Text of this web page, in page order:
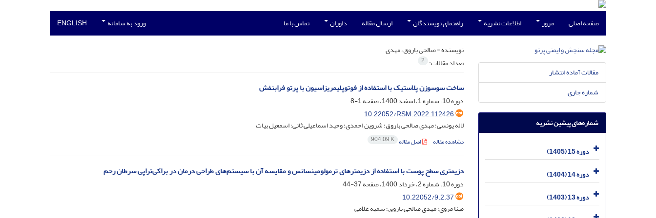
صفحه اصلی مرور اطلاعات نشریه راهنمای نویسندگان ارسال مقاله داوران تماس با ما ورود به سامانه ENGLISH
نویسنده =صالحی باروق، مهدی
تعداد مقالات: 2
ساخت سوسوزن پلاستیک با استفاده از فوتوپلیمریزاسیون با پرتو فرابنفش
دوره 10، شماره 1، اسفند 1400، صفحه
1-8
10.22052/RSM.2022.112426
لاله یونسی؛ مهدی صالحی باروق؛ شروین احمدی؛ وحید اسماعیلی ثانی؛ اسمعیل بیات
مشاهده مقاله اصل مقاله 904.09 K
دزیمتری سطح پوست با استفاده از دزیمترهای ترمولومینسانس و مقایسه آن با سیستم‌های طراحی درمان در براکی‌تراپی سرطان رحم
دوره 10، شماره 2، خرداد 1400، صفحه
37-44
10.22052/9.2.37
مینا مروی؛ مهدی صالحی باروق؛ سمیه غلامی
مقالات آماده انتشار
شماره جاری
شماره‌های پیشین نشریه
دوره 15 (1405)
دوره 14 (1404)
دوره 13 (1403)